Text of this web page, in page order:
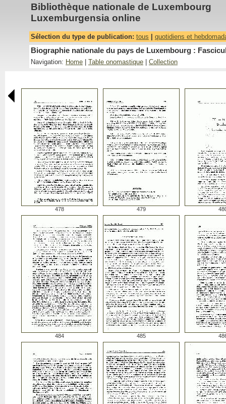
Bibliothèque nationale de Luxembourg
Luxemburgensia online
Sélection du type de publication: tous quotidiens et
Biographie nationale du pays de Luxembourg :
Navigation: Home Table onomastique Collection
478 479
484 485